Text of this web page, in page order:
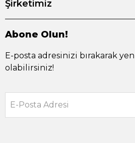
Şirketimiz
Abone Olun!
E-posta adresinizi bırakarak
olabilirsiniz!
E-Posta Adresi